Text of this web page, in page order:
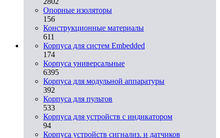
Опорные изоляторы
156
Конструкционные материалы
611
Корпуса для систем Embedded
174
Корпуса универсальные
6395
Корпуса для модульной аппаратуры
392
Корпуса для пультов
533
Корпуса для устройств с индикатором
94
Корпуса устройств сигнализ. и датчиков